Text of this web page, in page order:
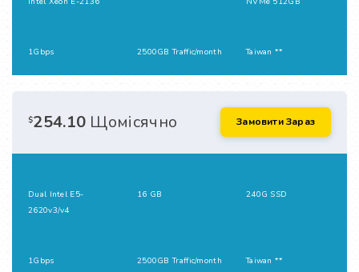
1Gbps 2500GB Traffic/month Taiwan **
$254.10 Щомісячно Замовити Зараз
Dual Intel E5-
2620v3/v4
16 GB 240G SSD
1Gbps 2500GB Traffic/month Taiwan **